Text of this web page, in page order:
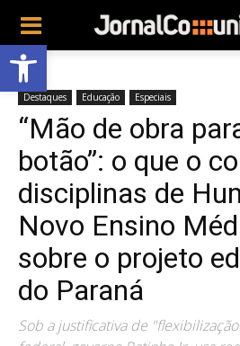
Abrir a barra de ferramentas
Destaques Educação Especiais
“Mão de obra
botão”: o que o
disciplinas de
Novo Ensino
sobre o projeto
do Paraná
Sob a justificativa de